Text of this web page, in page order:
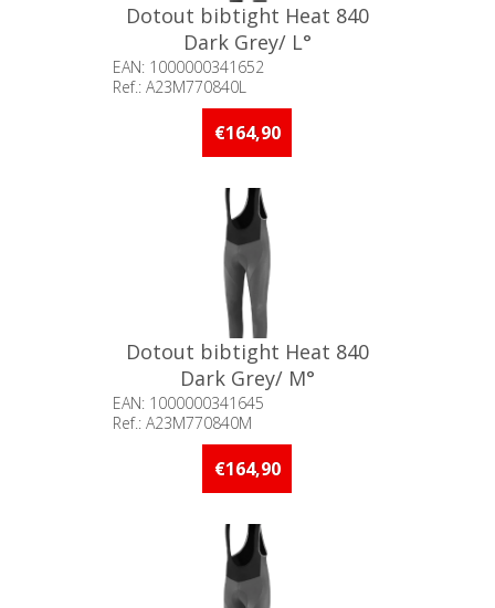
Dotout bibtight Heat 840
Dark Grey/ L°
EAN: 1000000341652
Ref.: A23M770840L
Beschikbaarheid:: Minder dan 5
stuks op voorraad
€164,90
Dotout bibtight Heat 840
Dark Grey/ M°
EAN: 1000000341645
Ref.: A23M770840M
Beschikbaarheid:: Minder dan 5
stuks op voorraad
€164,90